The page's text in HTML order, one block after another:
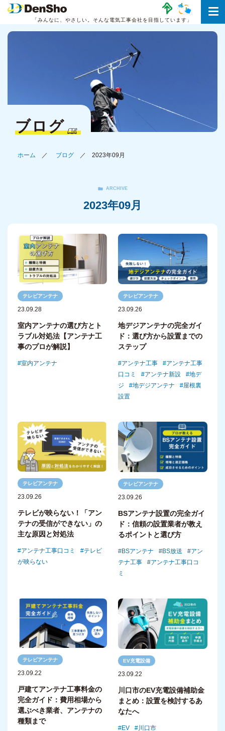
「みんなに、やさしい。 そんな電気工事会社を目指しています」
ブログ
ホーム ブログ 2023年09月
ARCHIVE
2023年09月
テレビアンテナ
23.09.28
室内アンテナの選び方とト
ラブル対処法【アンテナ工
事のプロが解説】
室内アンテナ
テレビアンテナ
23.09.26
地デジアンテナの完全ガイ
ド：選び方から設置までの
ステップ
アンテナ工事
アンテナ工事
口コミ
アンテナ新設
地デ
ジ
地デジアンテナ
屋根裏
設置
テレビアンテナ
23.09.26
テレビが映らない！「アン
テナの受信ができない」の
主な原因と対処法
アンテナ工事口コミ
テレビ
が映らない
テレビアンテナ
23.09.26
BSアンテナ設置の完全ガイ
ド：信頼の設置業者が教え
るポイントと選び方
BSアンテナ BS放送
アン
テナ工事
アンテナ工事口コ
ミ
テレビアンテナ
23.09.22
戸建てアンテナ工事料金の
完全ガイド：費用相場から
選ぶべき業者、アンテナの
種類まで
EV充電設備
23.09.22
川口市のEV充電設備補助金
まとめ：設置を検討するあ
なたへ
EV 川口市